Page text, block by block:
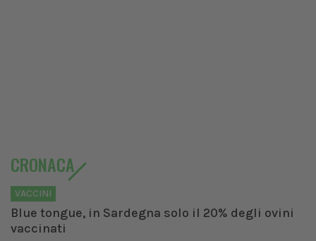
CRONACA
VACCINI
Blue tongue, in Sardegna solo il 20% degli ovini
vaccinati